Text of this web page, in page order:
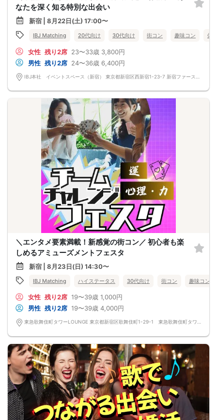
なたを深く知る特別な出会い
新宿 | 8月22日(土) 17:00〜
IBJ Matching 20代向け 30代向け 街コン 趣味コン 体
女性 残り2席 23〜33歳 3,800円
男性 残り2席 24〜36歳 6,400円
＼エンタメ要素満載！新感覚の街コン／ 初心者も楽
しめるアミューズメントフェスタ
新宿 | 8月23日(日) 14:30〜
IBJ Matching ハイステータス 30代向け 街コン 趣味コン
女性 残り2席 19〜39歳 1,000円
男性 残り2席 19〜39歳 4,000円